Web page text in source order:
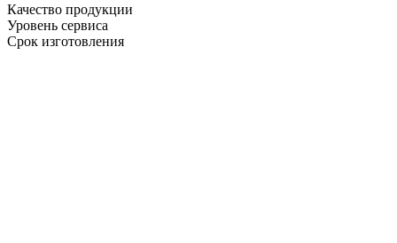
Качество продукции
Уровень сервиса
Срок изготовления